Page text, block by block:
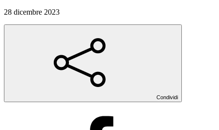
28 dicembre 2023
Condividi